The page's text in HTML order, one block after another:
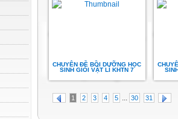
CHUYÊN ĐỀ BỒI DƯỠNG HỌC
SINH GIỎI VẬT LÍ KHTN 7
1 2 3 4 5 ... 30 31